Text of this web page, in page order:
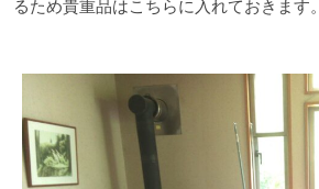
るため貴重品はこちらに入れておきます。